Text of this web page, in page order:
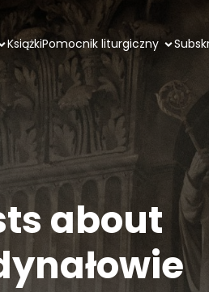
KsiążkiPomocnik liturgiczny
about